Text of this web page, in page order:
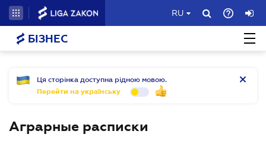
RU
БІЗНЕС
Ця сторінка доступна рідною мовою.
Перейти на українську
Аграрные расписки